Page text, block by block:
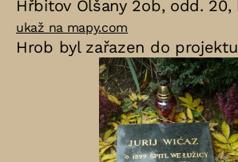
Hřbitov Olšany 2ob, odd.
ukaž na mapy.com
Hrob byl zařazen do